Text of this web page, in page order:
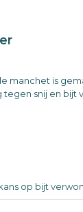
manchet is
snij en bijt
op bijt